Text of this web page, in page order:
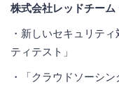
株式会社レッドチー
・新しいセキュリテ
ティテスト」
・「クラウドソーシ